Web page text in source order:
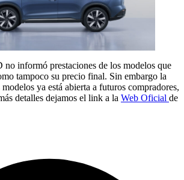
informó prestaciones de los modelos que
tampoco su precio final. Sin embargo la
ya está abierta a futuros compradores,
detalles dejamos el link a la Web Oficial de